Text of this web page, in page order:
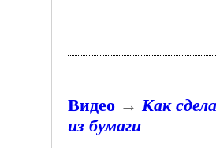
Видео → Как
из бумаги